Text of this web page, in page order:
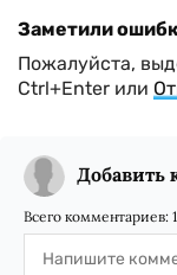
Заметили
Пожалуйста,
Ctrl+Enter или
Добавить
Всего комментариев: 1